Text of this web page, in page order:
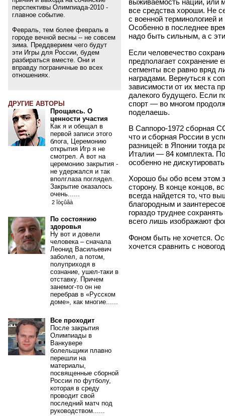
выживаемость нации, или
все средства хороши. Не
с военной терминологией
Особенно в последнее
надо быть сильным, а с
Если человечество
предполагает сохранение
сегменты все равно вряд
наградами. Вернуться к
зависимости от их места
далекого будущего. Если
спорт ― во многом
поделаешь.
В Саппоро-1972 сборная
что и сборная России в
разницей: в Японии тогда
Италии ― 84 комплекта.
особенно не
Хорошо бы обо всем этом
сторону. В конце концов,
всегда найдется то, что
благородным и
гораздо труднее
всего лишь изображают
Фоном быть не хочется.
хочется сравнить с
перспективы Олимпиада-2010 -
главное событие.
Февраль, тем более февраль в
городе вечной весны -- не совсем
зима. Преддверием чего будут
эти Игры для России, будем
разбираться вместе. Они и
вправду пограничные во всех
отношениях.
ДРУГИЕ АВТОРЫ
Прощаясь. О
ценности участия
Как я и обещал в
первой записи этого
блога, Церемонию
открытия Игр я не
смотрел. А вот на
церемонию закрытия -
не удержался и так
вполглаза поглядел.
Закрытие оказалось
очень......
2 îòçûâà
По состоянию
здоровья
Ну вот и довели
человека – сначала
Леонид Васильевич
заболел, а потом,
полуприходя в
сознание, ушел-таки в
отставку. Причем
занемог-то он не
перебрав в «Русском
доме», как многие......
Все проходит
После закрытия
Олимпиады в
Ванкувере
болельщики плавно
перешли на
материалы,
посвященные сборной
России по футболу,
которая в среду
проводит свой
последний матч под
руководством......